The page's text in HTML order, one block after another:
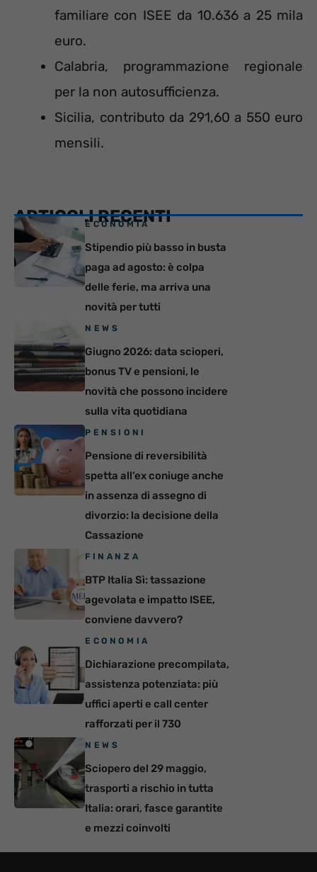
familiare con ISEE da 10.636 a 25 mila
euro.
Calabria, programmazione regionale
per la non autosufficienza.
Sicilia, contributo da 291,60 a 550 euro
mensili.
ARTICOLI RECENTI
ECONOMIA
Stipendio più basso in busta
paga ad agosto: è colpa
delle ferie, ma arriva una
novità per tutti
NEWS
Giugno 2026: data scioperi,
bonus TV e pensioni, le
novità che possono incidere
sulla vita quotidiana
PENSIONI
Pensione di reversibilità
spetta all’ex coniuge anche
in assenza di assegno di
divorzio: la decisione della
Cassazione
FINANZA
BTP Italia Sì: tassazione
agevolata e impatto ISEE,
conviene davvero?
ECONOMIA
Dichiarazione precompilata,
assistenza potenziata: più
uffici aperti e call center
rafforzati per il 730
NEWS
Sciopero del 29 maggio,
trasporti a rischio in tutta
Italia: orari, fasce garantite
e mezzi coinvolti